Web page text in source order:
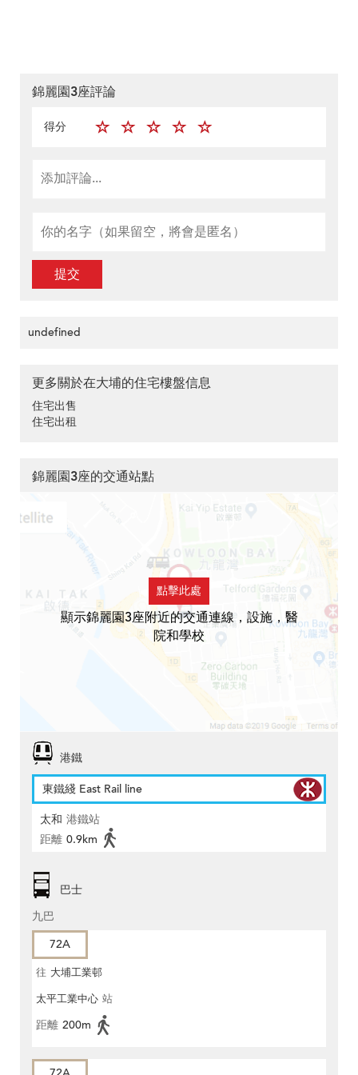
錦麗園3座評論
得分
提交
undefined
更多關於在大埔的住宅樓盤信息
住宅出售
住宅出租
錦麗園3座的交通站點
點擊此處
顯示錦麗園3座附近的交通連線，設施，醫
院和學校
港鐵
東鐵綫 East Rail line
太和 港鐵站
距離 0.9km
巴士
九巴
72A
往 大埔工業邨
太平工業中心 站
距離 200m